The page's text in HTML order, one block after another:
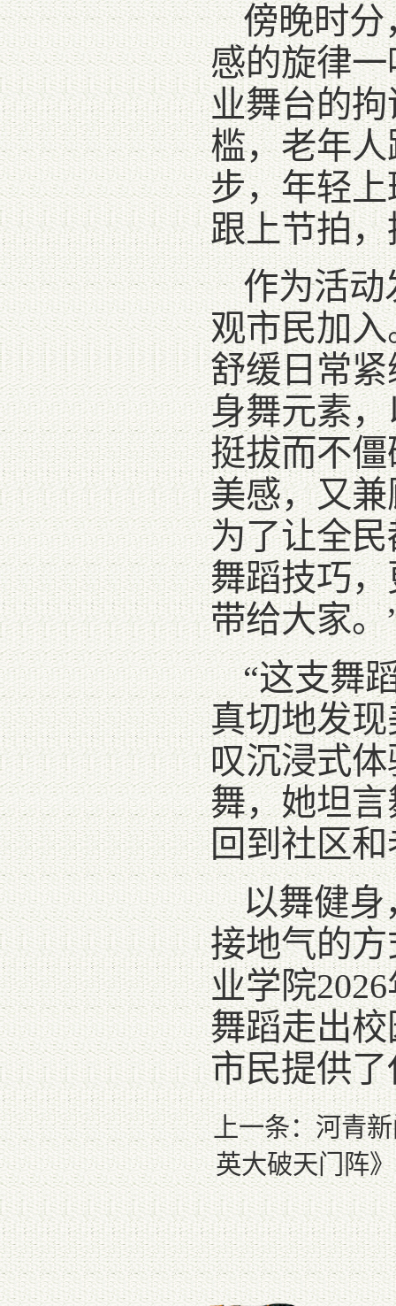
傍晚时分
感的旋律
业舞台的
槛，老年
步，年轻
跟上节拍
作为活动
观市民加
舒缓日常
身舞元素
挺拔而不
美感，又
为了让全
舞蹈技巧
带给大家。
“这支舞
真切地发
叹沉浸式
舞，她坦
回到社区
以舞健身
接地气的
业学院
舞蹈走出
市民提供
上一条：河青
英大破天门阵